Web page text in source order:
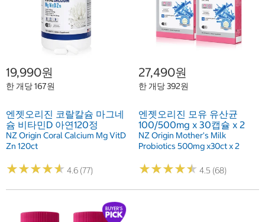
19,990원
한 개당 167원
엔젯오리진 코랄칼슘 마그네
슘 비타민D 아연120정
NZ Origin Coral Calcium Mg VitD
Zn 120ct
★★★★★
★★★★★ 4.6 (77)
27,490원
한 개당 392원
엔젯오리진 모유 유산균
100/500mg x 30캡슐 x 2
NZ Origin Mother's Milk
Probiotics 500mg x30ct x 2
★★★★★
★★★★★ 4.5 (68)